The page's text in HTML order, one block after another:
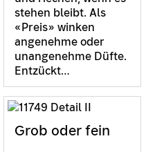
stehen bleibt. Als
«Preis» winken
angenehme oder
unangenehme Düfte.
Entzückt…
Grob oder fein